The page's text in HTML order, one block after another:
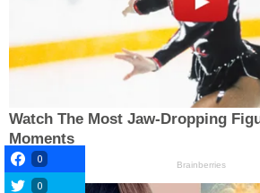
0
0